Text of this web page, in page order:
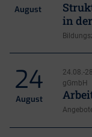
August
in
24
August
24.08.-
gGmbH